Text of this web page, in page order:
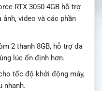
RTX 3050 4GB hỗ trợ
video và các phần
2 thanh 8GB, hỗ trợ đa
lúc ổn định hơn.
tốc độ khởi động máy,
nhanh.